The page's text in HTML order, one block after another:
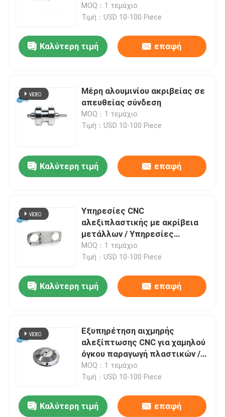
κατασκευή
MOQ：1 τεμάχιο
Τιμή：USD 10-100 Piece
Καλύτερη τιμή επαφή
Μέρη αλουμινίου ακριβείας σε
απευθείας σύνδεση
MOQ：1 τεμάχιο
Τιμή：USD 10-100 Piece
Καλύτερη τιμή επαφή
Υπηρεσίες CNC
αλεξιπλαστικής με ακρίβεια
μετάλλων / Υπηρεσίες
επεξεργασίας με ακρίβεια
γρήγορης στροφής
MOQ：1 τεμάχιο
Τιμή：USD 10-100 Piece
Καλύτερη τιμή επαφή
Εξυπηρέτηση αιχμηρής
αλεξίπτωσης CNC για χαμηλού
όγκου παραγωγή πλαστικών /
μεταλλικών εξαρτημάτων
MOQ：1 τεμάχιο
Τιμή：USD 10-100 Piece
Καλύτερη τιμή επαφή